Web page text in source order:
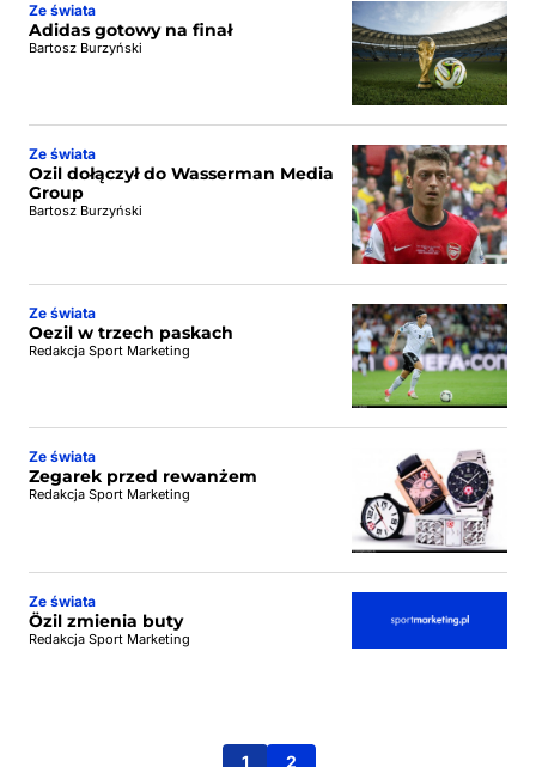
Ze świata
Adidas gotowy na finał
Bartosz Burzyński
Ze świata
Ozil dołączył do Wasserman Media
Group
Bartosz Burzyński
Ze świata
Oezil w trzech paskach
Redakcja Sport Marketing
Ze świata
Zegarek przed rewanżem
Redakcja Sport Marketing
Ze świata
Özil zmienia buty
Redakcja Sport Marketing
1 2